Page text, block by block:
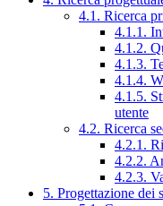
4.1. Ricerca
4.1.1.
4.1.2.
4.1.3.
4.1.4.
4.1.5.
utente
4.2. Ricerca
4.2.1.
4.2.2.
4.2.3.
5. Progettazione dei